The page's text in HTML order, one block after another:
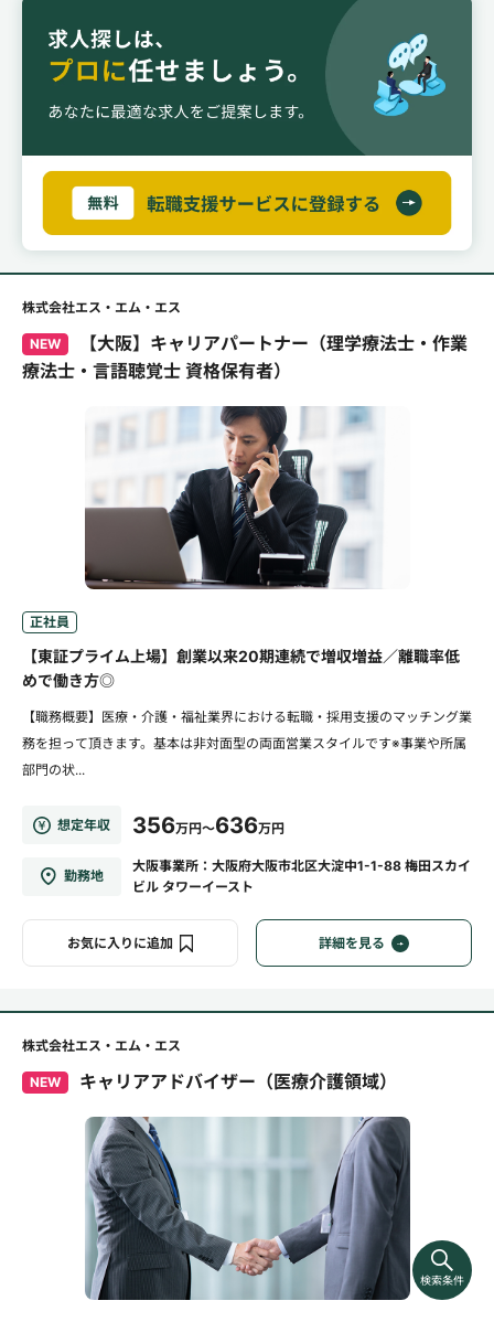
株式会社エス・エム・エス
NEW
【大阪】キャリアパートナー（理学療法士・作業
療法士・言語聴覚士 資格保有者）
正社員
【東証プライム上場】創業以来20期連続で増収増益／離職率低
めで働き方◎
【職務概要】医療・介護・福祉業界における転職・採用支援のマッチング業
務を担って頂きます。基本は非対面型の両面営業スタイルです※事業や所属
部門の状...
想定年収 356万円～636万円
勤務地
大阪事業所：大阪府大阪市北区大淀中1-1-88 梅田スカイ
ビル タワーイースト
お気に入りに追加 詳細を見る
株式会社エス・エム・エス
NEW キャリアアドバイザー（医療介護領域）
検索条件